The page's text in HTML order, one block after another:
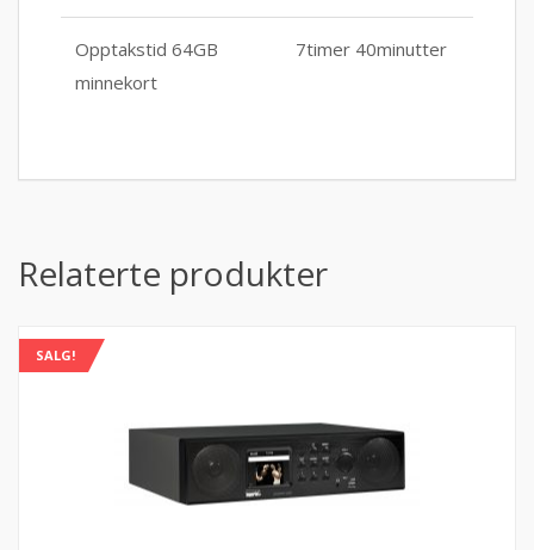
Opptakstid 64GB
minnekort
7timer 40minutter
Relaterte produkter
SALG!